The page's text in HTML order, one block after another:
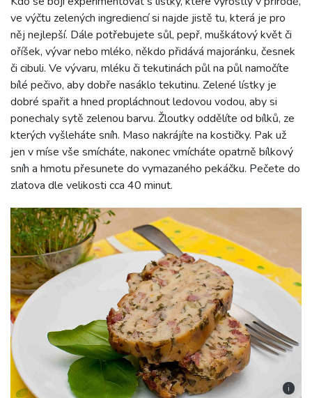
ve výčtu zelených ingrediencí si najde jistě tu, která je pro
něj nejlepší. Dále potřebujete sůl, pepř, muškátový květ či
oříšek, vývar nebo mléko, někdo přidává majoránku, česnek
či cibuli. Ve vývaru, mléku či tekutinách půl na půl namočíte
bílé pečivo, aby dobře nasáklo tekutinu. Zelené lístky je
dobré spařit a hned propláchnout ledovou vodou, aby si
ponechaly sytě zelenou barvu. Žloutky oddělíte od bílků, ze
kterých vyšleháte sníh. Maso nakrájíte na kostičky. Pak už
jen v míse vše smícháte, nakonec vmícháte opatrně bílkový
sníh a hmotu přesunete do vymazaného pekáčku. Pečete do
zlatova dle velikosti cca 40 minut.
i